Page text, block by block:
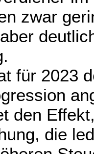
zwar
für 2023
den
die